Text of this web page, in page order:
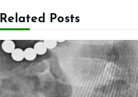
Related Posts